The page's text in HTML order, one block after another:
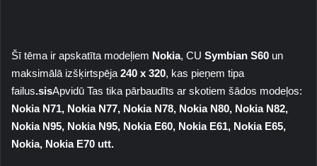
Šī tēma ir apskatīta modeļiem Nokia, CU Symbian S60 un
maksimālā izšķirtspēja 240 x 320, kas pieņem tipa
failus.sisApvidū Tas tika pārbaudīts ar skotiem šādos modeļos:
Nokia N71, Nokia N77, Nokia N78, Nokia N80, Nokia N82,
Nokia N95, Nokia N95, Nokia E60, Nokia E61, Nokia E65,
Nokia, Nokia E70 utt.